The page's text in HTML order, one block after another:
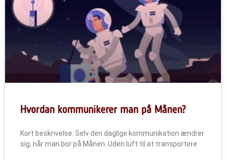
Hvordan kommunikerer man på Månen?
Kort beskrivelse: Selv den daglige kommunikation ændrer
sig, når man bor på Månen. Uden luft til at transportere